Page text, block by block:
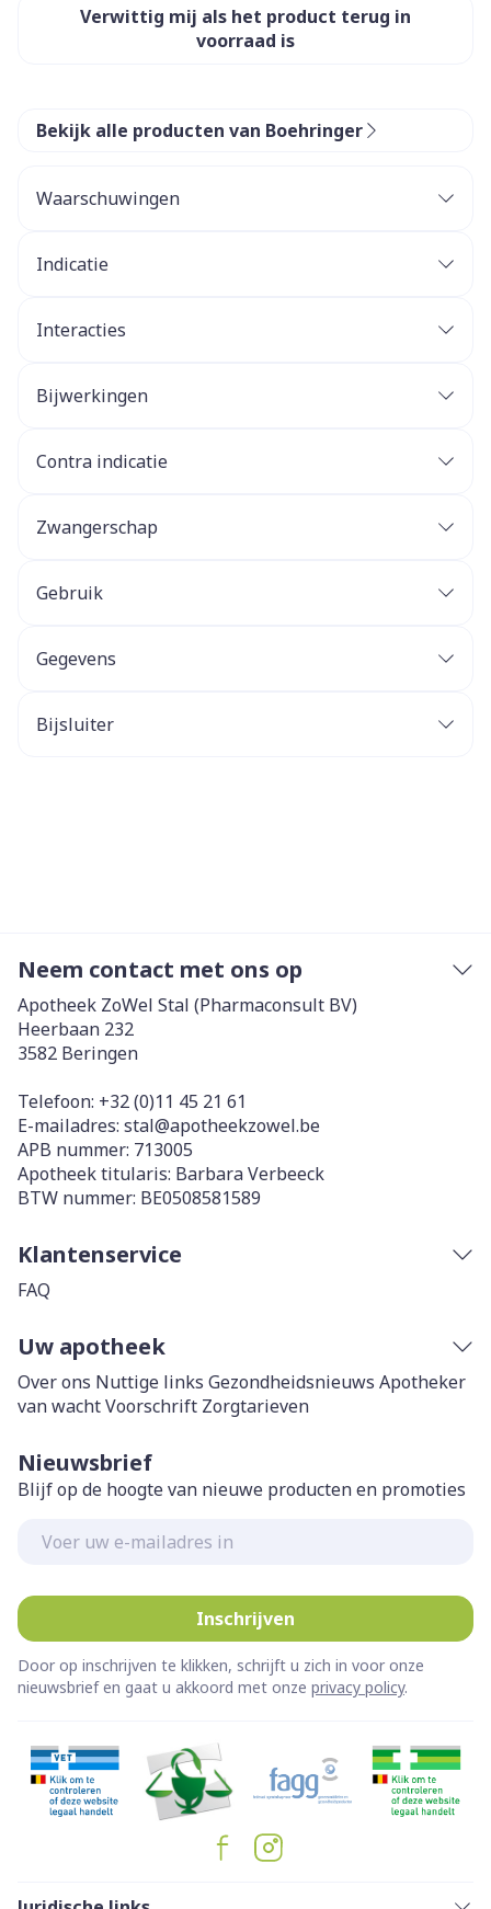
Verwittig mij als het product terug in
voorraad is
Bekijk alle producten van Boehringer
Waarschuwingen
Indicatie
Interacties
Bijwerkingen
Contra indicatie
Zwangerschap
Gebruik
Gegevens
Bijsluiter
Neem contact met ons op
Apotheek ZoWel Stal (Pharmaconsult BV)
Heerbaan 232
3582 Beringen
Telefoon: +32 (0)11 45 21 61
E-mailadres: stal@apotheekzowel.be
APB nummer: 713005
Apotheek titularis: Barbara Verbeeck
BTW nummer: BE0508581589
Klantenservice
FAQ
Uw apotheek
Over ons Nuttige links Gezondheidsnieuws Apotheker
van wachtVoorschrift Zorgtarieven
Nieuwsbrief
Blijf op de hoogte van nieuwe producten en promoties
Inschrijven
Door op inschrijven te klikken, schrijft u zich in voor onze
nieuwsbrief en gaat u akkoord met onze privacy policy.